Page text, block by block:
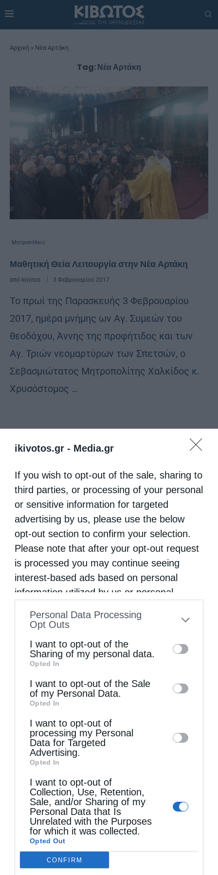
ikivotos.gr - Media.gr
If you wish to opt-out of the sale, sharing to
third parties, or processing of your personal
or sensitive information for targeted
advertising by us, please use the below
opt-out section to confirm your selection.
Please note that after your opt-out request
is processed you may continue seeing
interest-based ads based on personal
information utilized by us or personal
to your opt-out. You may separately opt-out
information by third parties on the IAB’s list
of downstream participants. This
information may also be disclosed by us to
third parties on theIAB’s List of
Downstream Participants
disclose it to other third parties.
Personal Data Processing
Opt Outs
I want to opt-out of the
Sharing of my personal data.
Opted In
I want to opt-out of the Sale
of my Personal Data.
Opted In
I want to opt-out of
processing my Personal
Data for Targeted
Advertising.
Opted In
I want to opt-out of
Collection, Use, Retention,
Sale, and/or Sharing of my
Personal Data that Is
Unrelated with the Purposes
for which it was collected.
Opted Out
CONFIRM
Αρχική » Νέα Αρτάκη
Tag:Νέα Αρτάκη
Μητροπόλεις
Μαθητική Θεία Λειτουργία στην Νέα Αρτάκη
από kivotos 3 Φεβρουαρίου 2017
Το πρωί της Παρασκευής 3 Φεβρουαρίου
2017, ημέρα μνήμης ων Αγ. Συμεών του
θεοδόχου, Άννης της προφήτιδος και των
Αγ. Τριών νεομαρτύρων των Σπετσών, ο
Σεβασμιώτατος Μητροπολίτης Χαλκίδος κ.
Χρυσόστομος …
Ελληνικός Ερυθρός Σταυρός: Τι πρέπει να
περιέχει ένα φαρμακείο διακοπών
Η πανήγυρις της Μεταμορφώσεως του Σωτήρος
στη Θεσσαλονίκη
Όταν είσαι ευλαβής